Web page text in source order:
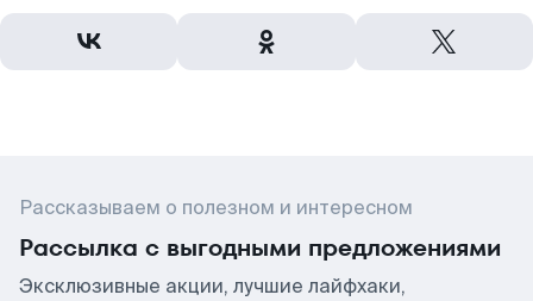
Рассказываем о полезном и интересном
Рассылка с выгодными предложениями
Эксклюзивные акции, лучшие лайфхаки,